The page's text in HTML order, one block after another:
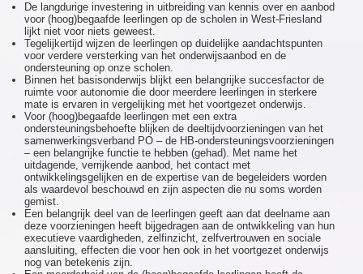
De langdurige investering in uitbreiding van kennis over en aanbod
voor (hoog)begaafde leerlingen op de scholen in West-Friesland
lijkt niet voor niets geweest.
Tegelijkertijd wijzen de leerlingen op duidelijke aandachtspunten
voor verdere versterking van het onderwijsaanbod en de
ondersteuning op onze scholen.
Binnen het basisonderwijs blijkt een belangrijke succesfactor de
ruimte voor autonomie die door meerdere leerlingen in sterkere
mate is ervaren in vergelijking met het voortgezet onderwijs.
Voor (hoog)begaafde leerlingen met een extra
ondersteuningsbehoefte blijken de deeltijdvoorzieningen van het
samenwerkingsverband PO – de HB-ondersteuningsvoorzieningen
– een belangrijke functie te hebben (gehad). Met name het
uitdagende, verrijkende aanbod, het contact met
ontwikkelingsgelijken en de expertise van de begeleiders worden
als waardevol beschouwd en zijn aspecten die nu soms worden
gemist.
Een belangrijk deel van de leerlingen geeft aan dat deelname aan
deze voorzieningen heeft bijgedragen aan de ontwikkeling van hun
executieve vaardigheden, zelfinzicht, zelfvertrouwen en sociale
aansluiting, effecten die voor hen ook in het voortgezet onderwijs
nog van betekenis zijn.